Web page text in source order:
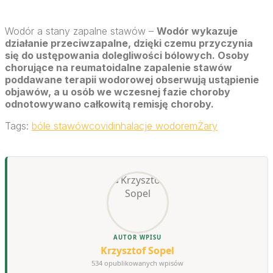
Wodór a stany zapalne stawów – Wodór wykazuje
działanie przeciwzapalne, dzięki czemu przyczynia
się do ustępowania dolegliwości bólowych. Osoby
chorujące na reumatoidalne zapalenie stawów
poddawane terapii wodorowej obserwują ustąpienie
objawów, a u osób we wczesnej fazie choroby
odnotowywano całkowitą remisję choroby.
Tags: bóle stawówcovidinhalacje wodoremŻary
AUTOR WPISU
Krzysztof Sopel
534 opublikowanych wpisów